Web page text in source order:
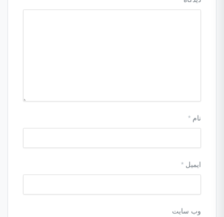
نام *
ایمیل *
وب‌ سایت